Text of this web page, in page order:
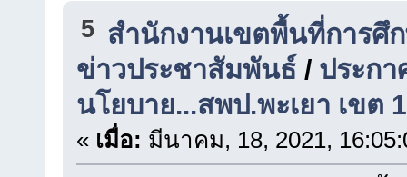
5 สำนักงานเขตพื้นที่การศึ
ข่าวประชาสัมพันธ์ / ประก
นโยบาย...สพป.พะเยา เขต 1
« เมื่อ: มีนาคม, 18, 2021,